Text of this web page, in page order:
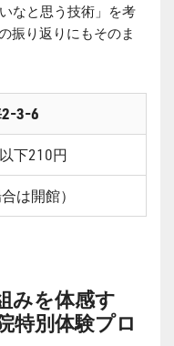
なと思う技術」を考
振り返りにもそのま
3-6
下210円
は開館）
みを体感す
特別体験プロ